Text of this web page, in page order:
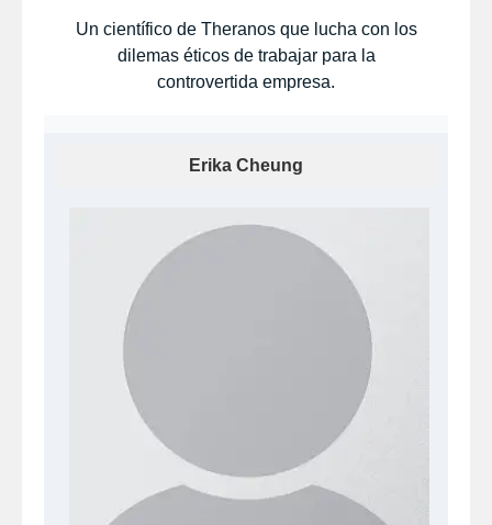
Un científico de Theranos que lucha con los
dilemas éticos de trabajar para la
controvertida empresa.
Erika Cheung